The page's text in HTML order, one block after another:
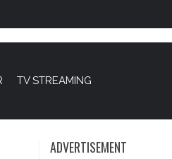
TV STREAMING
ADVERTISEMENT